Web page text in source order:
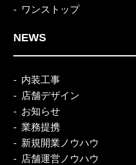
ワンストップ
NEWS
内装工事
店舗デザイン
お知らせ
業務提携
新規開業ノウハウ
店舗運営ノウハウ